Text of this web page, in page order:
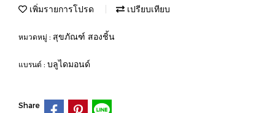
เพิ่มรายการโปรด เปรียบเทียบ
หมวดหมู่ : สุขภัณฑ์ สองชิ้น
แบรนด์ : บลูไดมอนด์
Share